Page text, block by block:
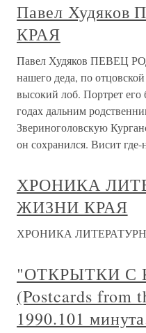
Павел
КРАЯ
Павел Худяков ПЕВЕЦ
нашего деда, по
высокий лоб. Портрет
годах дальним
Звериноголовскую
он сохранился. Висит где-
ХРОНИКА
ЖИЗНИ КРАЯ
ХРОНИКА
"ОТКРЫТКИ С
(Postcards
1990.101